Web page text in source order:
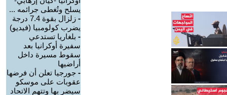
يسلح وتُغطى جرائمه ...
-
زلزال بقوة 7.4 درجة
يضرب كولومبيا (فيديو)
- بلغاريا تستدعي
سفيرة أوكرانيا بعد
سقوط مسيرة داخل
أراضيها
- جورجيا تعلن أن فرضها
عقوبات على موسكو
سيضر بها وتتهم الاتحاد